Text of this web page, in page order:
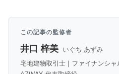
この記事の監修者
井口 梓美 いぐち あずみ
宅地建物取引士｜ファイナンシ